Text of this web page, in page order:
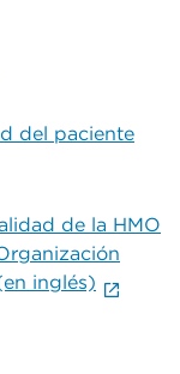
del paciente
de la HMO
inglés)